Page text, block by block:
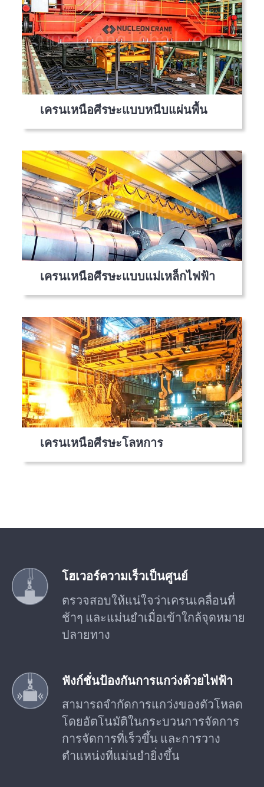
เครนเหนือศีรษะแบบหนีบแผ่นพื้น
เครนเหนือศีรษะแบบแม่เหล็กไฟฟ้า
เครนเหนือศีรษะโลหการ
โฮเวอร์ความเร็วเป็นศูนย์
ตรวจสอบให้แน่ใจว่าเครนเคลื่อนที่
ช้าๆ และแม่นยำเมื่อเข้าใกล้จุดหมาย
ปลายทาง
ฟังก์ชั่นป้องกันการแกว่งด้วยไฟฟ้า
สามารถจำกัดการแกว่งของตัวโหลด
โดยอัตโนมัติในกระบวนการจัดการ
การจัดการที่เร็วขึ้น และการวาง
ตำแหน่งที่แม่นยำยิ่งขึ้น